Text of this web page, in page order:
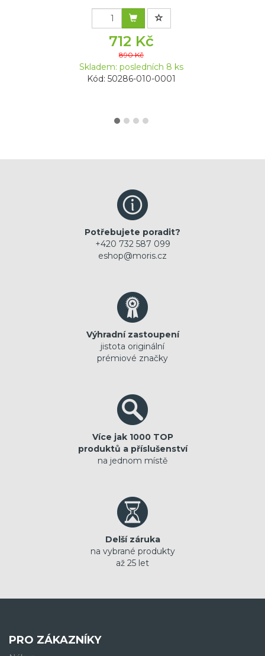
712 Kč
890 Kč
Skladem: posledních 8 ks
Kód: 50286-010-0001
Potřebujete poradit?
+420 732 587 099
eshop@moris.cz
Výhradní zastoupení
jistota originální
prémiové značky
Více jak 1000 TOP
produktů a příslušenství
na jednom místě
Delší záruka
na vybrané produkty
až 25 let
PRO ZÁKAZNÍKY